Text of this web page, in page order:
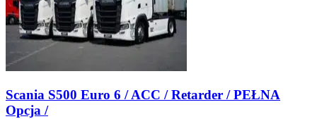
Scania S500 Euro 6 / ACC / Retarder / PEŁNA
Opcja /